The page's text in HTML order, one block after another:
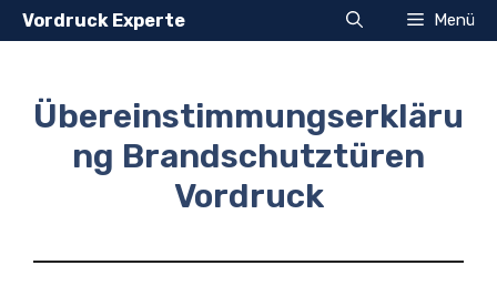
Zum
Inhalt
Vordruck Experte Menü
Übereinstimmungserkläru
ng Brandschutztüren
Vordruck